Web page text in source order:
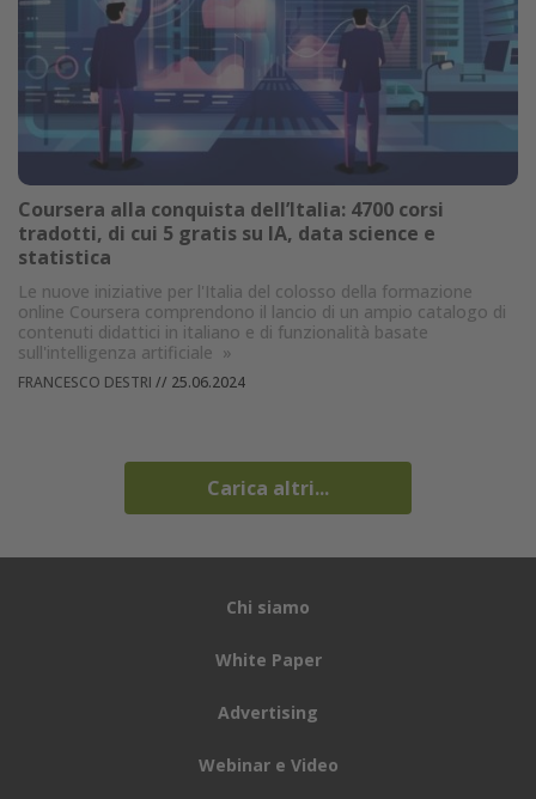
Coursera alla conquista dell’Italia: 4700 corsi
tradotti, di cui 5 gratis su IA, data science e
statistica
Le nuove iniziative per l'Italia del colosso della formazione
online Coursera comprendono il lancio di un ampio catalogo di
contenuti didattici in italiano e di funzionalità basate
sull'intelligenza artificiale »
FRANCESCO DESTRI // 25.06.2024
Carica altri...
Chi siamo
White Paper
Advertising
Webinar e Video